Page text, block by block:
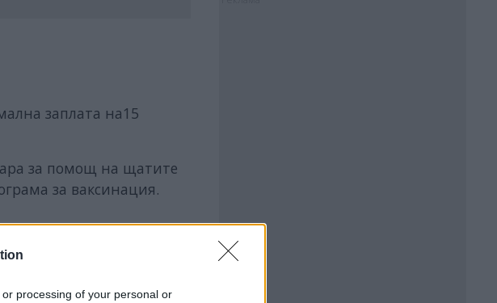
processing of your personal or
заплата на15
за помощ на щатите
за ваксинация.